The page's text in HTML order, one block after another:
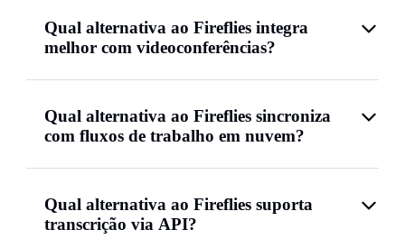
Qual alternativa ao Fireflies integra
melhor com videoconferências?
Qual alternativa ao Fireflies sincroniza
com fluxos de trabalho em nuvem?
Qual alternativa ao Fireflies suporta
transcrição via API?